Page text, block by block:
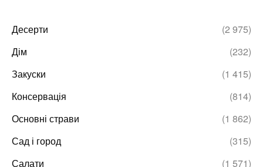
Десерти
(2 975)
Дім
(232)
Закуски
(1 415)
Консервація
(814)
Основні страви
(1 862)
Сад і город
(315)
Салати
(1 571)